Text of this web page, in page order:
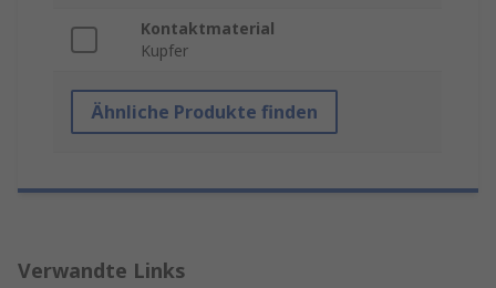
Kontaktmaterial
Kupfer
Ähnliche Produkte finden
Verwandte Links